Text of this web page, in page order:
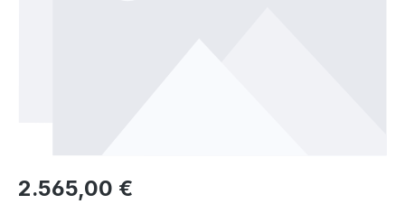
Regulärer Preis:
2.565,00 €